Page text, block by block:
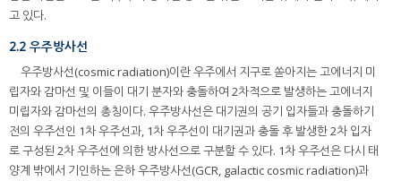
고 있다.
2.2 우주방사선
우주방사선(cosmic radiation)이란 우주에서 지구로 쏟아지는 고에너지 미
립자와 감마선 및 이들이 대기 분자와 충돌하여 2차적으로 발생하는 고에너지
미립자와 감마선의 총칭이다. 우주방사선은 대기권의 공기 입자들과 충돌하기
전의 우주선인 1차 우주선과, 1차 우주선이 대기권과 충돌 후 발생한 2차 입자
로 구성된 2차 우주선에 의한 방사선으로 구분할 수 있다. 1차 우주선은 다시 태
양계 밖에서 기인하는 은하 우주방사선(GCR, galactic cosmic radiation)과